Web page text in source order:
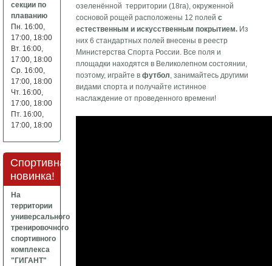
озеленённой территории (18га), окруженной
сосновой рощей расположены 12 полейс
естественным и искусственным покрытием. Из
них 6 стандартных полей внесены в реестр
Министерства Спорта России. Все поля и
площадки находятся в Великолепном состоянии,
поэтому, играйте вфутбол, занимайтесь другими
видами спорта и получайте истинное
наслаждение от проведенного времени!
секции по
плаванию
Пн. 16:00,
17:00, 18:00
Вт. 16:00,
17:00, 18:00
Ср. 16:00,
17:00, 18:00
Чт. 16:00,
17:00, 18:00
Пт. 16:00,
17:00, 18:00
Спортивная
новинка!
На
территории
универсального
тренировочного
спортивного
комплекса
"ГИГАНТ"